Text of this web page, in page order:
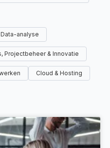
analyse
Projectbeheer & Innovatie
Cloud & Hosting